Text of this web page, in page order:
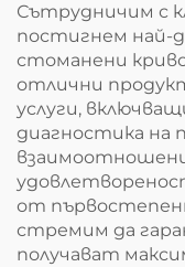
Сътрудничим с
постигнем най-
стоманени
отлични
услуги,
диагностика на
от
стремим да
получават